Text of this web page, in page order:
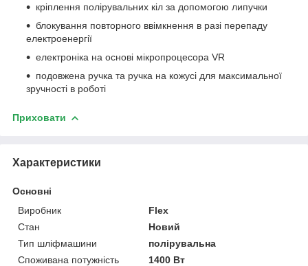
кріплення полірувальних кіл за допомогою липучки
блокування повторного ввімкнення в разі перепаду
електроенергії
електроніка на основі мікропроцесора VR
подовжена ручка та ручка на кожусі для максимальної
зручності в роботі
Приховати
Характеристики
Основні
Виробник
Flex
Стан
Новий
Тип шліфмашини
полірувальна
Споживана потужність
1400 Вт